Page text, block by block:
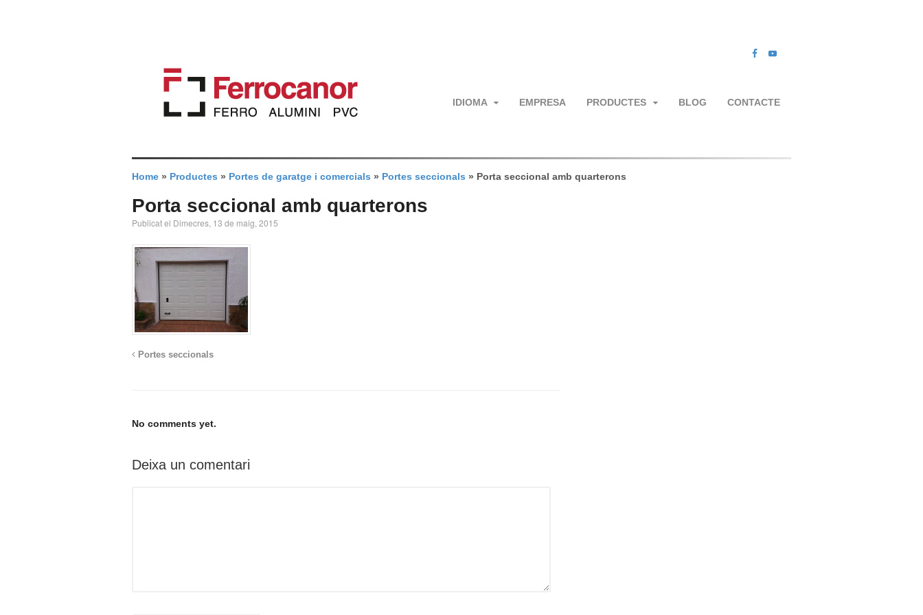
IDIOMA EMPRESA PRODUCTES BLOG CONTACTE
Home » Productes » Portes de garatge i comercials » Portes seccionals » Porta seccional amb quarterons
Porta seccional amb quarterons
Publicat el Dimecres, 13 de maig, 2015
Portes seccionals
No comments yet.
Deixa un comentari